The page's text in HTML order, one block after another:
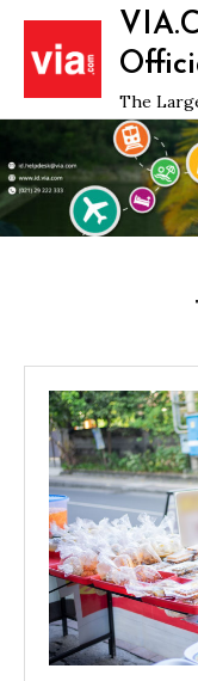
Skip
content
The